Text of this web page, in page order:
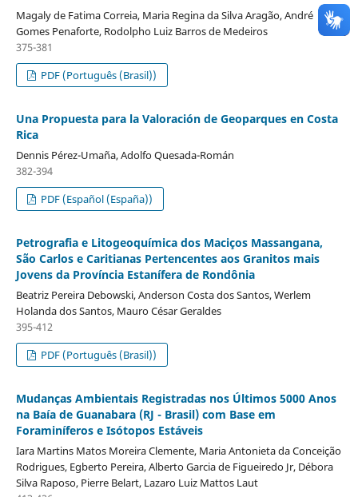
Magaly de Fatima Correia, Maria Regina da Silva Aragão, André
Gomes Penaforte, Rodolpho Luiz Barros de Medeiros
375-381
PDF (Português (Brasil))
Una Propuesta para la Valoración de Geoparques en Costa
Rica
Dennis Pérez-Umaña, Adolfo Quesada-Román
382-394
PDF (Español (España))
Petrografia e Litogeoquímica dos Maciços Massangana,
São Carlos e Caritianas Pertencentes aos Granitos mais
Jovens da Província Estanífera de Rondônia
Beatriz Pereira Debowski, Anderson Costa dos Santos, Werlem
Holanda dos Santos, Mauro César Geraldes
395-412
PDF (Português (Brasil))
Mudanças Ambientais Registradas nos Últimos 5000 Anos
na Baía de Guanabara (RJ - Brasil) com Base em
Foraminíferos e Isótopos Estáveis
Iara Martins Matos Moreira Clemente, Maria Antonieta da Conceição
Rodrigues, Egberto Pereira, Alberto Garcia de Figueiredo Jr, Débora
Silva Raposo, Pierre Belart, Lazaro Luiz Mattos Laut